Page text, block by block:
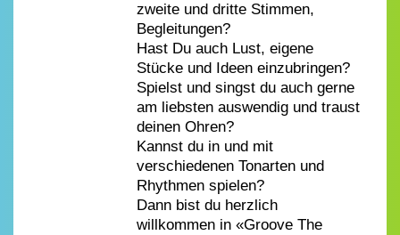
zweite und dritte Stimmen,
Begleitungen?
Hast Du auch Lust, eigene
Stücke und Ideen einzubringen?
Spielst und singst du auch gerne
am liebsten auswendig und traust
deinen Ohren?
Kannst du in und mit
verschiedenen Tonarten und
Rhythmen spielen?
Dann bist du herzlich
willkommen in «Groove The